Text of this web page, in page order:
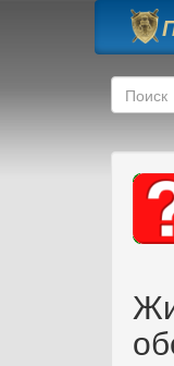
Перейти к основному
Поиск